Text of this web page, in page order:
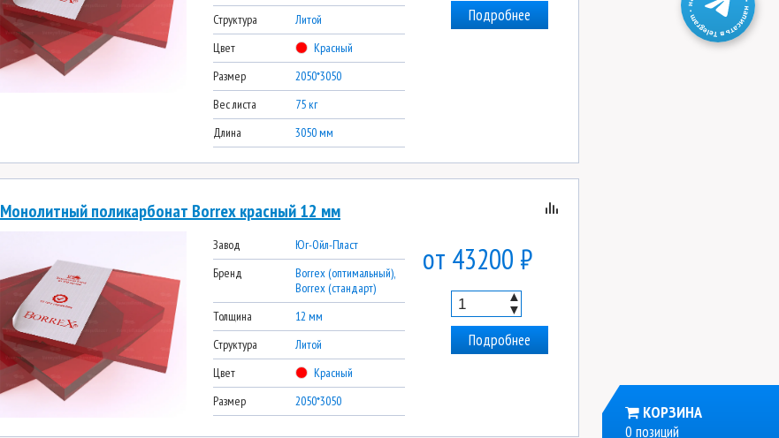
Структура
Литой
Цвет
Красный
Размер
2050*3050
Вес листа
75 кг
Длина
3050 мм
Подробнее
Монолитный поликарбонат Borrex красный 12 мм
Завод
Юг-Ойл-Пласт
Бренд
Borrex (оптимальный),
Borrex (стандарт)
Толщина
12 мм
Структура
Литой
Цвет
Красный
Размер
2050*3050
от 43200 ₽
▲
▼
Подробнее
КОРЗИНА
0 позиций